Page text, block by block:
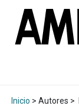
Inicio > Autores >